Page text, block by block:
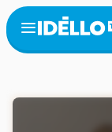
Aller
au
contenu
Open
menu